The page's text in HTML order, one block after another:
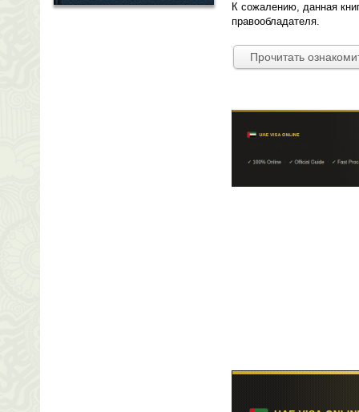
К сожалению, данная
правообладателя.
Прочитать